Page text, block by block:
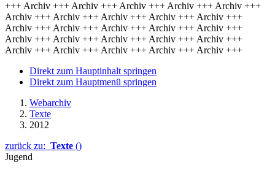
+++ Archiv +++ Archiv +++ Archiv +++ Archiv +++ Archiv +++
Archiv +++ Archiv +++ Archiv +++ Archiv +++ Archiv +++
Archiv +++ Archiv +++ Archiv +++ Archiv +++ Archiv +++
Archiv +++ Archiv +++ Archiv +++ Archiv +++ Archiv +++
Archiv +++ Archiv +++ Archiv +++ Archiv +++ Archiv +++
Direkt zum Hauptinhalt springen
Direkt zum Hauptmenü springen
Webarchiv
Texte
2012
zurück zu: Texte ()
Jugend